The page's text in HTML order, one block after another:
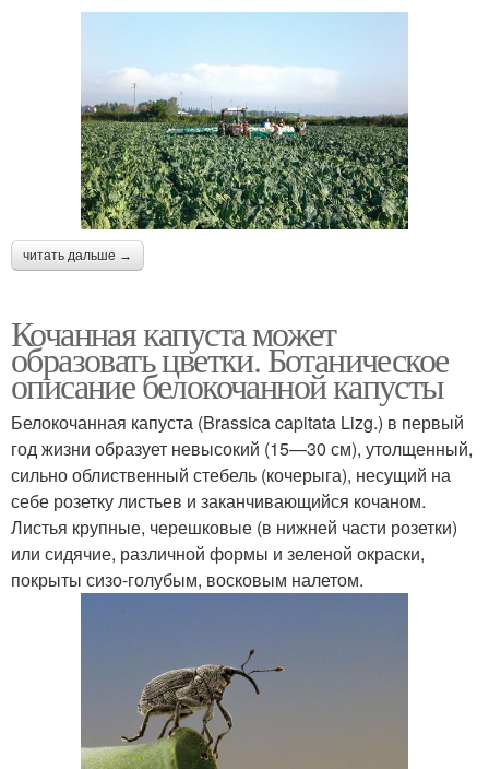
читать дальше →
Кочанная капуста может
образовать цветки. Ботаническое
описание белокочанной капусты
Белокочанная капуста (Brassica capitata Lizg.) в первый
год жизни образует невысокий (15—30 см), утолщенный,
сильно облиственный стебель (кочерыга), несущий на
себе розетку листьев и заканчивающийся кочаном.
Листья крупные, черешковые (в нижней части розетки)
или сидячие, различной формы и зеленой окраски,
покрыты сизо-голубым, восковым налетом.